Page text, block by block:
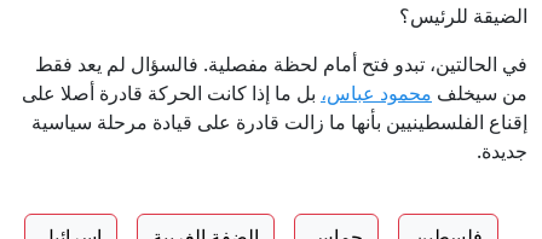
الضيقة للرئيس؟
في الحالتين، تبدو فتح أمام لحظة مفصلية. فالسؤال لم يعد فقط
من سيخلف محمود عباس، بل ما إذا كانت الحركة قادرة أصلا على
إقناع الفلسطينيين بأنها ما زالت قادرة على قيادة مرحلة سياسية
جديدة.